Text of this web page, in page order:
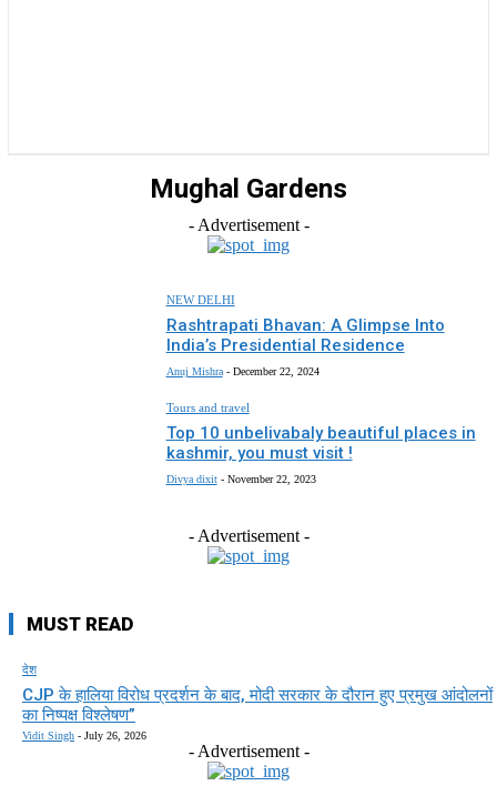
Mughal Gardens
- Advertisement -
NEW DELHI
Rashtrapati Bhavan: A Glimpse Into
India’s Presidential Residence
Anuj Mishra - December 22, 2024
Tours and travel
Top 10 unbelivabaly beautiful places in
kashmir, you must visit !
Divya dixit - November 22, 2023
- Advertisement -
MUST READ
देश
CJP के हालिया विरोध प्रदर्शन के बाद, मोदी सरकार के दौरान हुए प्रमुख आंदोलनों
का निष्पक्ष विश्लेषण”
Vidit Singh - July 26, 2026
- Advertisement -